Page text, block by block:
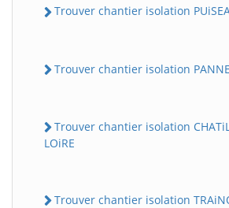
Trouver chantier isolation
Trouver chantier isolation
Trouver chantier isolation
LOiRE
Trouver chantier isolation